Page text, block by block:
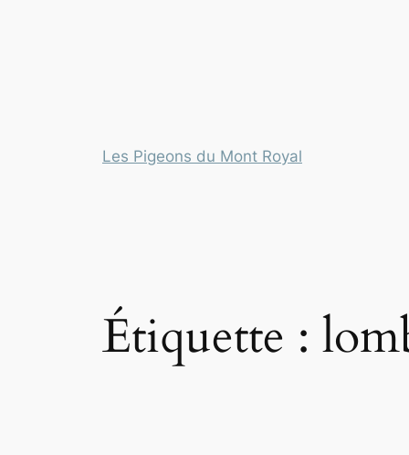
Les Pigeons du Mont Royal
Étiquette :